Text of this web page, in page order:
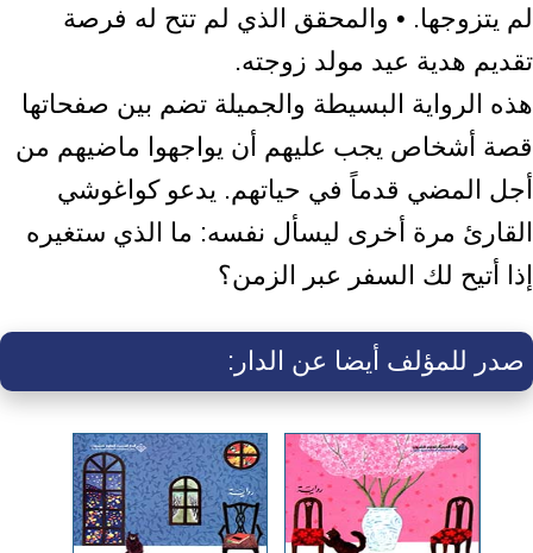
لم يتزوجها. • والمحقق الذي لم تتح له فرصة
تقديم هدية عيد مولد زوجته.
هذه الرواية البسيطة والجميلة تضم بين صفحاتها
قصة أشخاص يجب عليهم أن يواجهوا ماضيهم من
أجل المضي قدماً في حياتهم. يدعو كواغوشي
القارئ مرة أخرى ليسأل نفسه: ما الذي ستغيره
إذا أتيح لك السفر عبر الزمن؟
صدر للمؤلف أيضا عن الدار: